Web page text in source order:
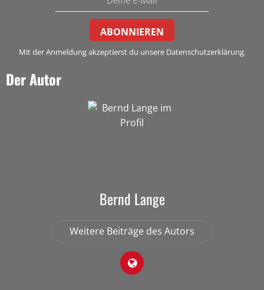
ABONNIEREN
Mit der Anmeldung akzeptierst du unsere Datenschutzerklärung.
Der Autor
Bernd Lange
Weitere Beiträge des Autors